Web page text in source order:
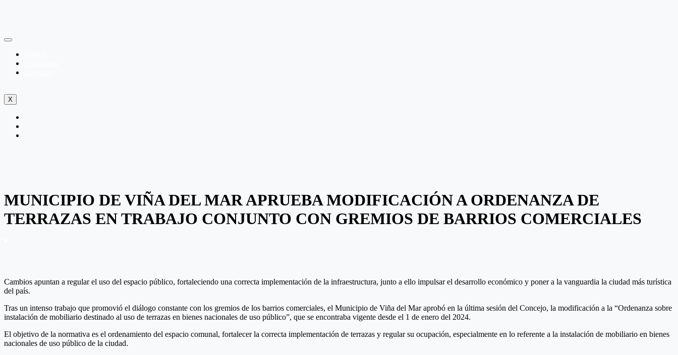
X
MUNICIPIO DE VIÑA DEL MAR APRUEBA MODIFICACIÓN A ORDENANZA DE
TERRAZAS EN TRABAJO CONJUNTO CON GREMIOS DE BARRIOS COMERCIALES
Cambios apuntan a regular el uso del espacio público, fortaleciendo una correcta implementación de la infraestructura, junto a ello impulsar el desarrollo económico y poner a la vanguardia la ciudad más turística
del país.
Tras un intenso trabajo que promovió el diálogo constante con los gremios de los barrios comerciales, el Municipio de Viña del Mar aprobó en la última sesión del Concejo, la modificación a la “Ordenanza sobre
instalación de mobiliario destinado al uso de terrazas en bienes nacionales de uso público”, que se encontraba vigente desde el 1 de enero del 2024.
El objetivo de la normativa es el ordenamiento del espacio comunal, fortalecer la correcta implementación de terrazas y regular su ocupación, especialmente en lo referente a la instalación de mobiliario en bienes
nacionales de uso público de la ciudad.